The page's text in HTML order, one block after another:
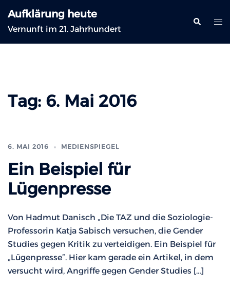
Inhalt
springen
Aufklärung heute
Vernunft im 21. Jahrhundert
Suche
Tag: 6. Mai 2016
6. MAI 2016 MEDIENSPIEGEL
Ein Beispiel für
Lügenpresse
Von Hadmut Danisch „Die TAZ und die Soziologie-
Professorin Katja Sabisch versuchen, die Gender
Studies gegen Kritik zu verteidigen. Ein Beispiel für
„Lügenpresse”. Hier kam gerade ein Artikel, in dem
versucht wird, Angriffe gegen Gender Studies […]